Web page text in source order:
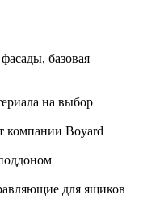
базовая
на выбор
компании Boyard
для ящиков